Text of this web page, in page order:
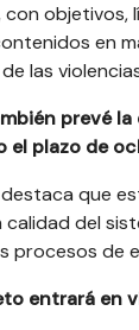
con
en
las
prevé
el plazo de
destaca que
calidad del
procesos de
entrará en